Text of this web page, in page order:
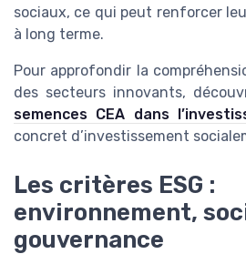
sociaux, ce qui peut renforcer
à long terme.
Pour approfondir la
des secteurs innovants,
semences CEA dans
concret d’investissement
Les critères ESG :
environnement,
gouvernance